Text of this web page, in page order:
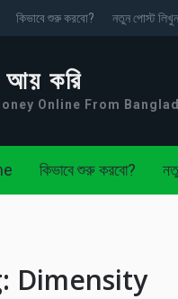
কিভাবে শুরু করবো? নতুন পোস্ট লিখুন
করি
Online From
কিভাবে শুরু করবো?
Dimensity